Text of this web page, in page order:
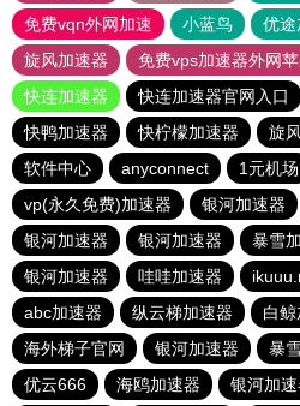
免费vqn外网加速
小蓝鸟 优途
旋风加速器
免费vps加速器外网
快连加速器
快连加速器官网入口
快鸭加速器
快柠檬加速器 旋
软件中心
anyconnect 1元机场
vp(永久免费)加速器
银河加速器
银河加速器
银河加速器 暴雪
银河加速器
哇哇加速器
abc加速器
纵云梯加速器 白
海外梯子官网
银河加速器 暴
优云666
海鸥加速器 银河加速